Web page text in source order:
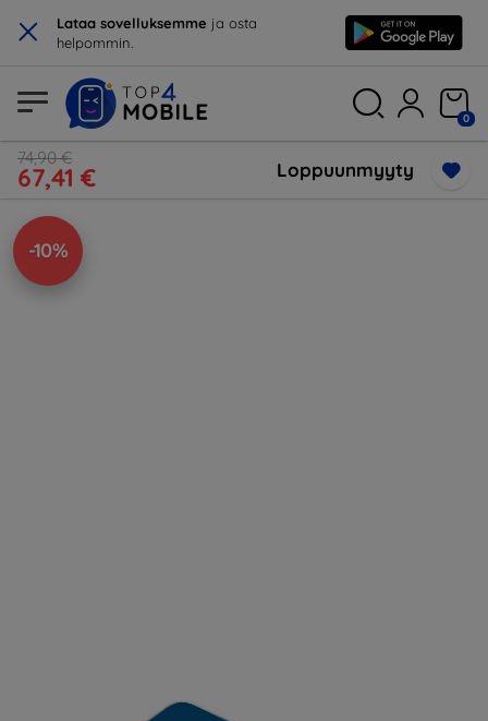
× Lataa sovelluksemme ja osta
helpommin.
0
74,90 €
67,41 € Loppuunmyyty
-10%